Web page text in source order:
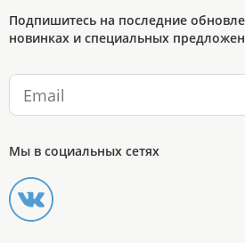
Подпишитесь на последние
новинках и специальных
Мы в социальных сетях